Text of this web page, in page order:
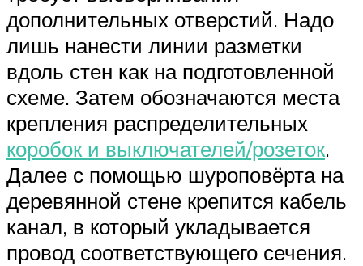
дополнительных отверстий. Надо
лишь нанести линии разметки
вдоль стен как на подготовленной
схеме. Затем обозначаются места
крепления распределительных
коробок и выключателей/розеток.
Далее с помощью шуроповёрта на
деревянной стене крепится кабель
канал, в который укладывается
провод соответствующего сечения.